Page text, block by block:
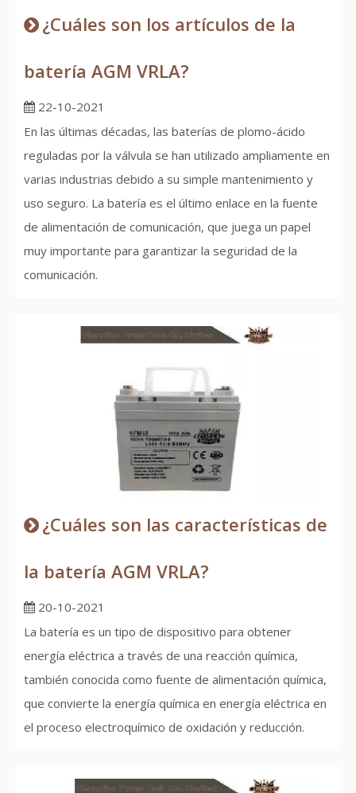
¿Cuáles son los artículos de la
batería AGM VRLA?
22-10-2021
En las últimas décadas, las baterías de plomo-ácido
reguladas por la válvula se han utilizado ampliamente en
varias industrias debido a su simple mantenimiento y
uso seguro. La batería es el último enlace en la fuente
de alimentación de comunicación, que juega un papel
muy importante para garantizar la seguridad de la
comunicación.
¿Cuáles son las características de
la batería AGM VRLA?
20-10-2021
La batería es un tipo de dispositivo para obtener
energía eléctrica a través de una reacción química,
también conocida como fuente de alimentación química,
que convierte la energía química en energía eléctrica en
el proceso electroquímico de oxidación y reducción.